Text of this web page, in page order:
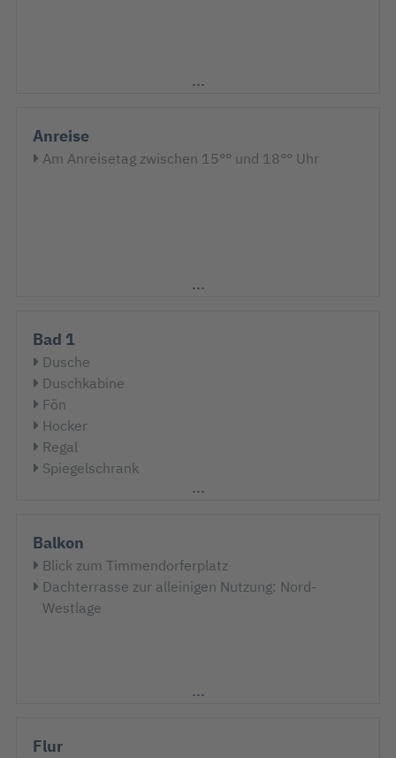
Anreise
Am Anreisetag zwischen 15°° und 18°° Uhr
Bad 1
Dusche
Duschkabine
Fön
Hocker
Regal
Spiegelschrank
Balkon
Blick zum Timmendorferplatz
Dachterrasse zur alleinigen Nutzung: Nord-
Westlage
Flur